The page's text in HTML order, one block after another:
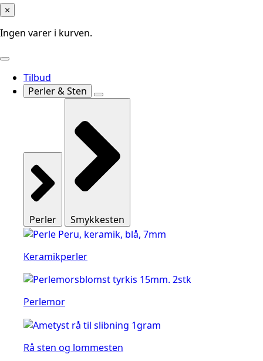
×
Ingen varer i kurven.
Tilbud
Perler & Sten
Perler Smykkesten
Keramikperler
Perlemor
Rå sten og lommesten